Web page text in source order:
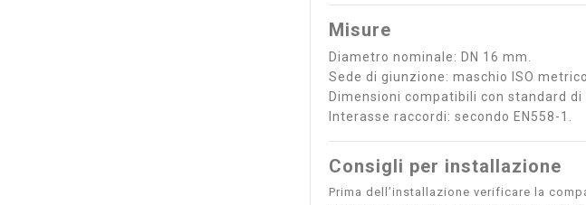
Misure
Diametro nominale: DN 16 mm.
Sede di giunzione: maschio ISO
Dimensioni compatibili con standard di
Interasse raccordi: secondo EN558-1.
Consigli per installazione
Prima dell’installazione verificare la